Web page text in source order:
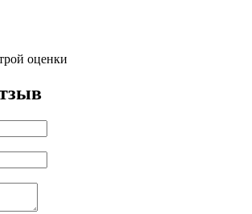
оценки